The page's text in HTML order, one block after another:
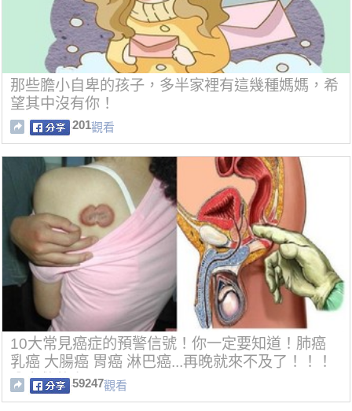
那些膽小自卑的孩子，多半家裡有這幾種媽媽，希
望其中沒有你！
201觀看
10大常見癌症的預警信號！你一定要知道！肺癌
乳癌 大腸癌 胃癌 淋巴癌...再晚就來不及了！！！
分享救萬人！！！
59247觀看